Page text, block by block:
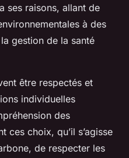
ses raisons, allant de
à des
gestion de la santé
être respectés et
individuelles
des
ces choix, qu’il s’agisse
de respecter les